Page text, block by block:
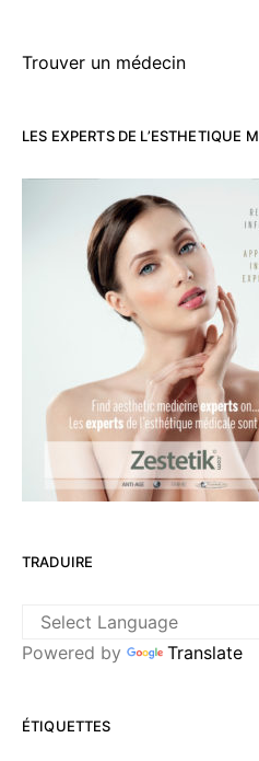
Trouver un médecin
LES EXPERTS DE L’ESTHETIQUE
TRADUIRE
Powered by Translate
ÉTIQUETTES